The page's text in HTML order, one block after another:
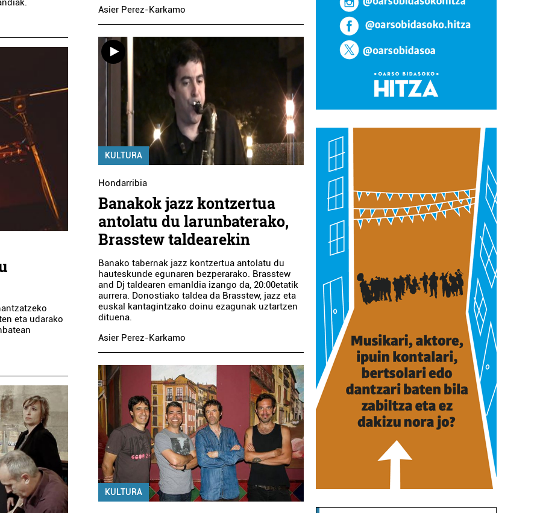
eta udarako
Asier Perez-Karkamo
KULTURA
Hondarribia
Banakok jazz kontzertua
antolatu du larunbaterako,
Brasstew taldearekin
Banako tabernak jazz kontzertua antolatu du
hauteskunde egunaren bezperarako. Brasstew
and Dj taldearen emanldia izango da, 20:00etatik
aurrera. Donostiako taldea da Brasstew, jazz eta
euskal kantagintzako doinu ezagunak uztartzen
dituena.
Asier Perez-Karkamo
KULTURA